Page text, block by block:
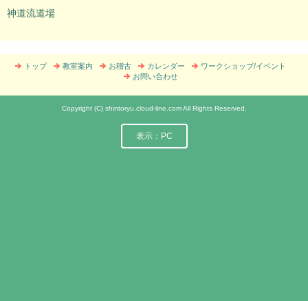
神道流道場
トップ 教室案内 お稽古 カレンダー
ワークショップ/イベント
お問い合わせ
Copyright (C) shintoryu.cloud-line.com All Rights Reserved.
表示：PC